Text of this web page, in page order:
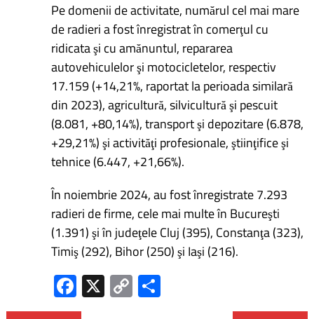
Pe domenii de activitate, numărul cel mai mare
de radieri a fost înregistrat în comerţul cu
ridicata şi cu amănuntul, repararea
autovehiculelor şi motocicletelor, respectiv
17.159 (+14,21%, raportat la perioada similară
din 2023), agricultură, silvicultură şi pescuit
(8.081, +80,14%), transport şi depozitare (6.878,
+29,21%) şi activităţi profesionale, ştiinţifice şi
tehnice (6.447, +21,66%).
În noiembrie 2024, au fost înregistrate 7.293
radieri de firme, cele mai multe în Bucureşti
(1.391) şi în judeţele Cluj (395), Constanţa (323),
Timiş (292), Bihor (250) şi Iaşi (216).
Fa
ce
X C
o